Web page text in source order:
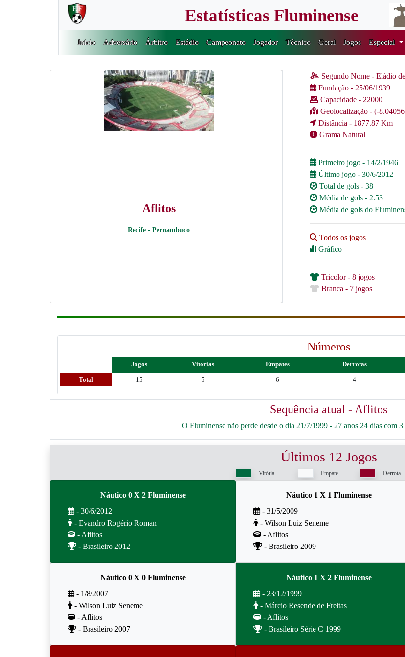
Estatísticas Fluminense
Inicio Adversário Árbitro Estádio Campeonato Jogador Técnico Geral Jogos Especial
Aflitos
Recife - Pernambuco
Segundo Nome - Eládio
Fundação - 25/06/1939
Capacidade - 22000
Geolocalização - (-
Distância - 1877.87 Km
Grama Natural
Primeiro jogo - 14/2/1946
Último jogo - 30/6/2012
Total de gols - 38
Média de gols - 2.53
Média de gols do
Todos os jogos
Gráfico
Tricolor - 8 jogos
Branca - 7 jogos
Números
Jogos Vitorias Empates Derrotas
Total 15 5 6 4
Sequência atual - Aflitos
O Fluminense não perde desde o dia 21/7/1999 - 27 anos 24 dias com
Últimos 12 Jogos
Vitória Empate Derrota
Náutico 0 X 2 Fluminense
- 30/6/2012
- Evandro Rogério Roman
- Aflitos
- Brasileiro 2012
Náutico 1 X 1 Fluminense
- 31/5/2009
- Wilson Luiz Seneme
- Aflitos
- Brasileiro 2009
Náutico 0 X 0 Fluminense
- 1/8/2007
- Wilson Luiz Seneme
- Aflitos
- Brasileiro 2007
Náutico 1 X 2 Fluminense
- 23/12/1999
- Márcio Resende de Freitas
- Aflitos
- Brasileiro Série C 1999